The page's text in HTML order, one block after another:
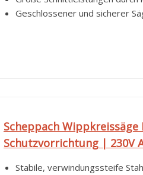
Geschlossener und sicherer
Scheppach
Schutzvorrichtung | 230V
Stabile, verwindungssteife